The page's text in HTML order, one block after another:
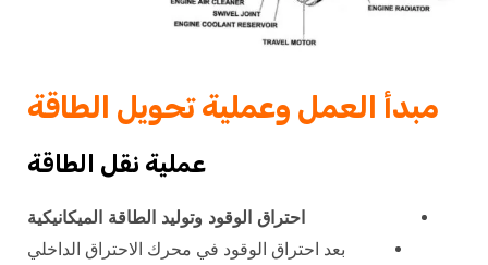
مبدأ العمل وعملية تحويل الطاقة
عملية نقل الطاقة
احتراق الوقود وتوليد الطاقة الميكانيكية
بعد احتراق الوقود في محرك الاحتراق الداخلي